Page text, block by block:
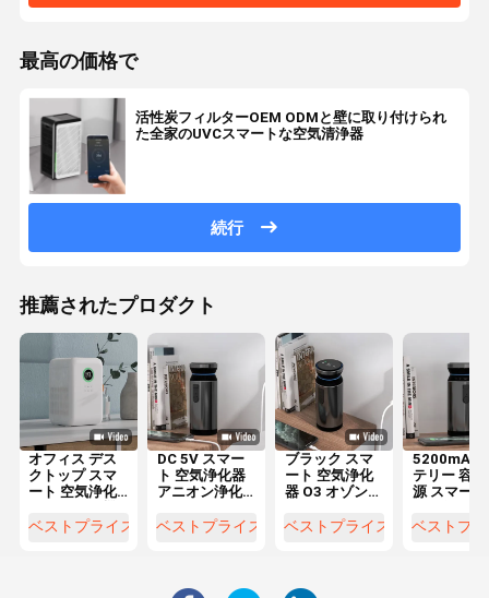
最高の価格で
活性炭フィルターOEM ODMと壁に取り付けられ
た全家のUVCスマートな空気清浄器
続行
推薦されたプロダクト
オフィス デス
クトップ スマ
ート 空気浄化
能 霧のない湿
ベストプライス
DC 5V スマー
ト 空気浄化器
アニオン浄化
ー 車用空気浄
ベストプライス
ブラック スマ
ート 空気浄化
器 O3 オゾン
ヒド 臭い そし
ベストプライス
5200mAh
テリー 容量
源 スマート
ン発電機
ベストプ